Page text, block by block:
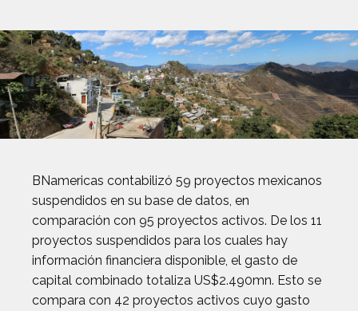
BNamericas contabilizó 59 proyectos mexicanos
suspendidos en su base de datos, en
comparación con 95 proyectos activos. De los 11
proyectos suspendidos para los cuales hay
información financiera disponible, el gasto de
capital combinado totaliza US$2.490mn. Esto se
compara con 42 proyectos activos cuyo gasto